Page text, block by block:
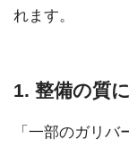
れます。
1. 整備の質
「一部のガリ